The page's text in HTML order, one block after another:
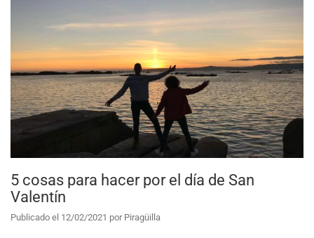
5 cosas para hacer por el día de San
Valentín
Publicado el 12/02/2021 por Piragüilla